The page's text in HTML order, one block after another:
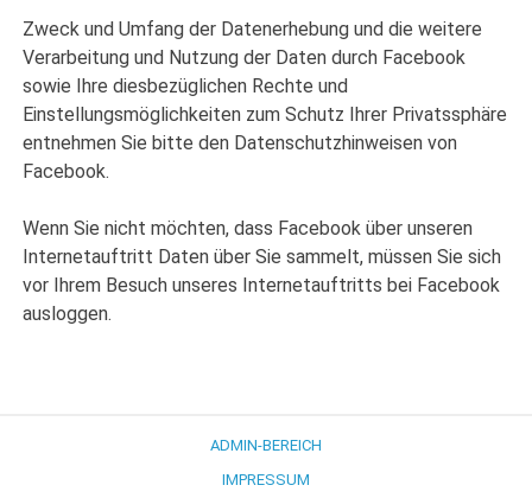
Zweck und Umfang der Datenerhebung und die weitere
Verarbeitung und Nutzung der Daten durch Facebook
sowie Ihre diesbezüglichen Rechte und
Einstellungsmöglichkeiten zum Schutz Ihrer Privatssphäre
entnehmen Sie bitte den Datenschutzhinweisen von
Facebook.
Wenn Sie nicht möchten, dass Facebook über unseren
Internetauftritt Daten über Sie sammelt, müssen Sie sich
vor Ihrem Besuch unseres Internetauftritts bei Facebook
ausloggen.
ADMIN-BEREICH
IMPRESSUM